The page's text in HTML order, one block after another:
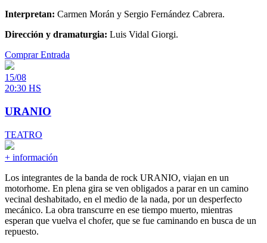
Interpretan: Carmen Morán y Sergio Fernández Cabrera.
Dirección y dramaturgia: Luis Vidal Giorgi.
Comprar Entrada
15/08
20:30 HS
URANIO
TEATRO
+ información
Los integrantes de la banda de rock URANIO, viajan en un
motorhome. En plena gira se ven obligados a parar en un camino
vecinal deshabitado, en el medio de la nada, por un desperfecto
mecánico. La obra transcurre en ese tiempo muerto, mientras
esperan que vuelva el chofer, que se fue caminando en busca de un
repuesto.